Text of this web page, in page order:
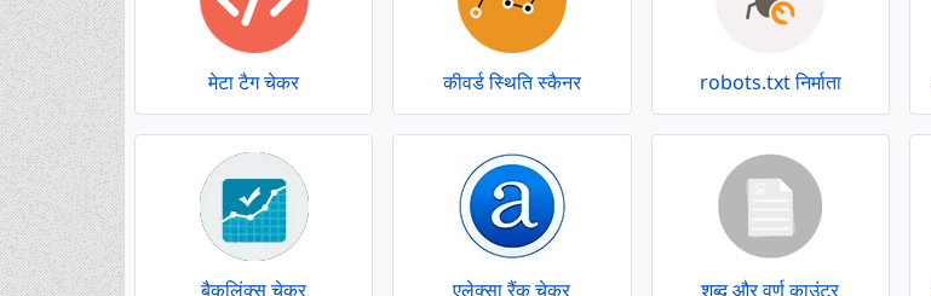
मेटा टैग चेकर कीवर्ड स्थिति स्कैनर robots.txt निर्माता
बैकलिंक्स चेकर एलेक्सा रैंक चेकर शब्द और वर्ण काउंटर